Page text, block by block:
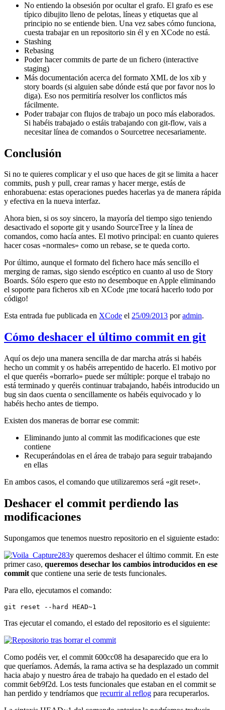
No entiendo la obsesión por ocultar el grafo. El grafo es ese
típico dibujito lleno de pelotas, líneas y etiquetas que al
principio no se entiende bien. Una vez sabes cómo funciona,
cuesta trabajar en un repositorio sin él y en XCode no está.
Stashing
Rebasing
Poder hacer commits de parte de un fichero (interactive
staging)
Más documentación acerca del formato XML de los xib y
story boards (si alguien sabe dónde está que por favor nos lo
diga). Eso nos permitiría resolver los conflictos más
fácilmente.
Poder trabajar con flujos de trabajo un poco más elaborados.
Si habéis trabajado o estáis trabajando con git-flow, vais a
necesitar línea de comandos o Sourcetree necesariamente.
Conclusión
Si no te quieres complicar y el uso que haces de git se limita a hacer
commits, push y pull, crear ramas y hacer merge, estás de
enhorabuena: estas operaciones puedes hacerlas ya de manera rápida
y efectiva en la nueva interfaz.
Ahora bien, si os soy sincero, la mayoría del tiempo sigo teniendo
desactivado el soporte git y usando SourceTree y la línea de
comandos, como hacía antes. El motivo principal: en cuanto quieres
hacer cosas «normales» como un rebase, se te queda corto.
Por último, aunque el formato del fichero hace más sencillo el
merging de ramas, sigo siendo escéptico en cuanto al uso de Story
Boards. Sólo espero que esto no desemboque en Apple eliminando
el soporte para ficheros xib en XCode ¡me tocará hacerlo todo por
código!
Esta entrada fue publicada en XCode el 25/09/2013 poradmin.
Cómo deshacer el último commit en git
Aquí os dejo una manera sencilla de dar marcha atrás si habéis
hecho un commit y os habéis arrepentido de hacerlo. El motivo por
el que queréis «borrarlo» puede ser múltiple: porque el trabajo no
está terminado y queréis continuar trabajando, habéis introducido un
bug sin daos cuenta o sencillamente os habéis equivocado y lo
habéis hecho antes de tiempo.
Existen dos maneras de borrar ese commit:
Eliminando junto al commit las modificaciones que este
contiene
Recuperándolas en el área de trabajo para seguir trabajando
en ellas
En ambos casos, el comando que utilizaremos será «git reset».
Deshacer el commit perdiendo las
modificaciones
Supongamos que tenemos nuestro repositorio en el siguiente estado:
y queremos deshacer el último commit. En este
primer caso, queremos desechar los cambios introducidos en ese
commit que contiene una serie de tests funcionales.
Para ello, ejecutamos el comando:
git reset --hard HEAD~1
Tras ejecutar el comando, el estado del repositorio es el siguiente:
Como podéis ver, el commit 600cc08 ha desaparecido que era lo
que queríamos. Además, la rama activa se ha desplazado un commit
hacia abajo y nuestro área de trabajo ha quedado en el estado del
commit 6eb9f2d. Los tests funcionales que estaban en el commit se
han perdido y tendríamos que recurrir al reflog para recuperarlos.